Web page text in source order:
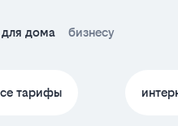
для дома бизнесу
тарифы